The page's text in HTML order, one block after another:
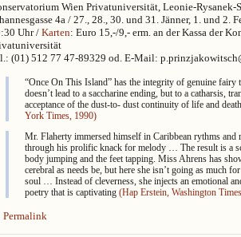
Wien Privatuniversität, Leonie-Rysanek-
4a / 27., 28., 30. und 31. Jänner, 1. und 2.
Uhr /Karten: Euro 15,-/9,- erm. an der Kassa der
(01) 512 77 47-89329 od. E-Mail:
“Once On This Island” has the integrity of genuine fairy
doesn’t lead to a saccharine ending, but to a catharsis,
acceptance of the dust-to- dust continuity of life and
York Times, 1990)
Mr. Flaherty immersed himself in Caribbean rythms and
through his prolific knack for melody … The result is a
body jumping and the feet tapping. Miss Ahrens has
cerebral as needs be, but here she isn’t going as much
soul … Instead of cleverness, she injects an emotional
poetry that is captivating (Hap Erstein, Washington
Permalink